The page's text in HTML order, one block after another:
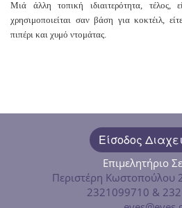
Μιά άλλη τοπική ιδιαιτερότητα, τέλος,
χρησιμοποιείται σαν βάση για κοκτέιλ,
πιπέρι και χυμό ντομάτας.
Είσοδος
Επιμελητήριο
Περιστέρη Κωστοπούλου
2321099710 &